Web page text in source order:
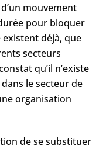
mouvement
pour bloquer
existent déjà, que
secteurs
qu’il n’existe
le secteur de
organisation
de se substituer